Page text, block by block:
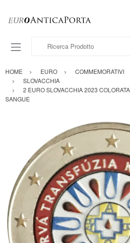
Ricerca Prodotto
HOME EURO COMMEMORATIVI
SLOVACCHIA
2 EURO SLOVACCHIA 2023
SANGUE